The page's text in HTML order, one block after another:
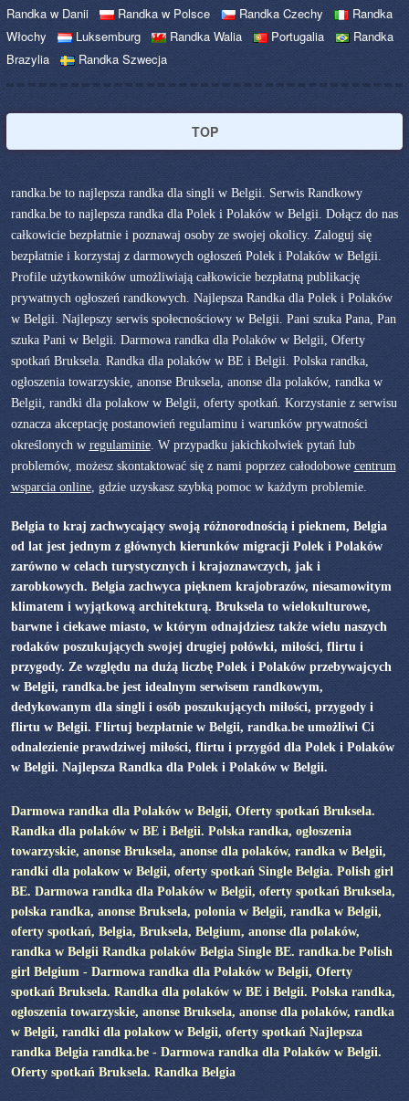
Randka w Danii
Randka w Polsce Randka Czechy
Randka
Włochy
Luksemburg Randka Walia Portugalia
Randka
Brazylia
Randka Szwecja
TOP
randka.be to najlepsza randka dla singli w Belgii. Serwis Randkowy
randka.be to najlepsza randka dla Polek i Polaków w Belgii. Dołącz do nas
całkowicie bezpłatnie i poznawaj osoby ze swojej okolicy. Zaloguj się
bezpłatnie i korzystaj z darmowych ogłoszeń Polek i Polaków w Belgii.
Profile użytkowników umożliwiają całkowicie bezpłatną publikację
prywatnych ogłoszeń randkowych. Najlepsza Randka dla Polek i Polaków
w Belgii. Najlepszy serwis społecnościowy w Belgii. Pani szuka Pana, Pan
szuka Pani w Belgii. Darmowa randka dla Polaków w Belgii, Oferty
spotkań Bruksela. Randka dla polaków w BE i Belgii. Polska randka,
ogłoszenia towarzyskie, anonse Bruksela, anonse dla polaków, randka w
Belgii, randki dla polakow w Belgii, oferty spotkań. Korzystanie z serwisu
oznacza akceptację postanowień regulaminu i warunków prywatności
określonych w regulaminie. W przypadku jakichkolwiek pytań lub
problemów, możesz skontaktować się z nami poprzez całodobowe centrum
wsparcia online, gdzie uzyskasz szybką pomoc w każdym problemie.
Belgia to kraj zachwycający swoją różnorodnością i pieknem, Belgia
od lat jest jednym z głównych kierunków migracji Polek i Polaków
zarówno w celach turystycznych i krajoznawczych, jak i
zarobkowych. Belgia zachwyca pięknem krajobrazów, niesamowitym
klimatem i wyjątkową architekturą. Bruksela to wielokulturowe,
barwne i ciekawe miasto, w którym odnajdziesz także wielu naszych
rodaków poszukujących swojej drugiej połówki, miłości, flirtu i
przygody. Ze względu na dużą liczbę Polek i Polaków przebywajcych
w Belgii, randka.be jest idealnym serwisem randkowym,
dedykowanym dla singli i osób poszukujących miłości, przygody i
flirtu w Belgii. Flirtuj bezpłatnie w Belgii, randka.be umożliwi Ci
odnalezienie prawdziwej miłości, flirtu i przygód dla Polek i Polaków
w Belgii. Najlepsza Randka dla Polek i Polaków w Belgii.
Darmowa randka dla Polaków w Belgii, Oferty spotkań Bruksela.
Randka dla polaków w BE i Belgii. Polska randka, ogłoszenia
towarzyskie, anonse Bruksela, anonse dla polaków, randka w Belgii,
randki dla polakow w Belgii, oferty spotkań Single Belgia. Polish girl
BE. Darmowa randka dla Polaków w Belgii, oferty spotkań Bruksela,
polska randka, anonse Bruksela, polonia w Belgii, randka w Belgii,
oferty spotkań, Belgia, Bruksela, Belgium, anonse dla polaków,
randka w Belgii Randka polaków Belgia Single BE. randka.be Polish
girl Belgium - Darmowa randka dla Polaków w Belgii, Oferty
spotkań Bruksela. Randka dla polaków w BE i Belgii. Polska randka,
ogłoszenia towarzyskie, anonse Bruksela, anonse dla polaków, randka
w Belgii, randki dla polakow w Belgii, oferty spotkań Najlepsza
randka Belgia randka.be - Darmowa randka dla Polaków w Belgii.
Oferty spotkań Bruksela. Randka Belgia